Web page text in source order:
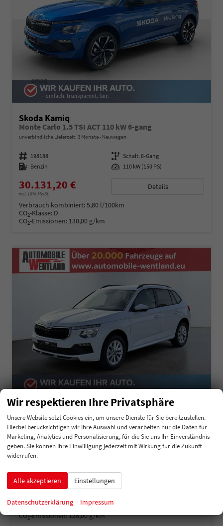
Skoda Kamiq
Monte Carlo 1.5 TSI ACT 110 kW 6-gang
unverbindliche Lieferzeit: 3 Monate Neuwagen
Fahrzeugnummer 198188 Getriebe Schalt. 6-Gang
Kraftstoff Benzin Leistung 110 kW (150 PS)
30.131,20 €
incl. 19% MwSt.
Details
Verbrauch kombiniert:5,80 l/100km
CO2-Klasse: D
CO2-Emissionen: 130,00 g/km
Skoda Kamiq
Monte Carlo 1,5 TSI DSG 2Zokli 2xPDC Kam SHZ Matrix 5JG
unverbindliche Lieferzeit: 3-5 Monate Neuwagen
Fahrzeugnummer 197615 Getriebe
Doppelkupplungsgetriebe (DSG)
30.603,– €
incl. 19% MwSt.
Verbrauch kombiniert:5,60 l/100km
CO2-Emissionen:128,00 g/km
Wir respektieren Ihre Privatsphäre
Unsere Website setzt Cookies ein, um unsere Dienste für Sie bereitzustellen.
Hierbei berücksichtigen wir Ihre Auswahl und verarbeiten nur die Daten für
Marketing, Analytics und Personalisierung, für die Sie uns Ihr Einverständnis
geben. Sie können Ihre Einwilligung jederzeit mit Wirkung für die Zukunft
widerrufen.
Alle akzeptieren Einstellungen
Datenschutzerklärung Impressum